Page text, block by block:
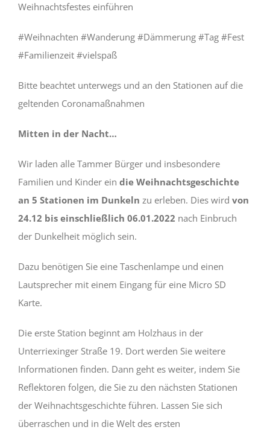
Weihnachtsfestes einführen
#Weihnachten #Wanderung #Dämmerung #Tag #Fest
#Familienzeit #vielspaß
Bitte beachtet unterwegs und an den Stationen auf die
geltenden Coronamaßnahmen
Mitten in der Nacht…
Wir laden alle Tammer Bürger und insbesondere
Familien und Kinder ein die Weihnachtsgeschichte
an 5 Stationen im Dunkeln zu erleben. Dies wird von
24.12 bis einschließlich 06.01.2022 nach Einbruch
der Dunkelheit möglich sein.
Dazu benötigen Sie eine Taschenlampe und einen
Lautsprecher mit einem Eingang für eine Micro SD
Karte.
Die erste Station beginnt am Holzhaus in der
Unterriexinger Straße 19. Dort werden Sie weitere
Informationen finden. Dann geht es weiter, indem Sie
Reflektoren folgen, die Sie zu den nächsten Stationen
der Weihnachtsgeschichte führen. Lassen Sie sich
überraschen und in die Welt des ersten